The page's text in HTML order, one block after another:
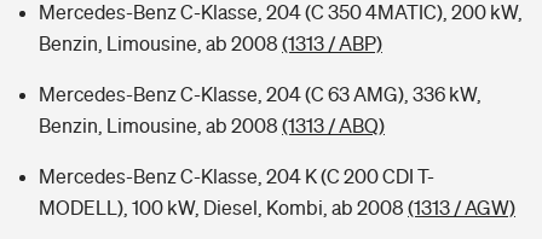
Mercedes-Benz C-Klasse, 204 (C 350 4MATIC), 200 kW,
Benzin, Limousine, ab 2008 (1313 / ABP)
Mercedes-Benz C-Klasse, 204 (C 63 AMG), 336 kW,
Benzin, Limousine, ab 2008 (1313 / ABQ)
Mercedes-Benz C-Klasse, 204 K (C 200 CDI T-
MODELL), 100 kW, Diesel, Kombi, ab 2008 (1313 / AGW)